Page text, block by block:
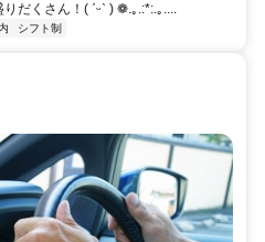
｡.✽.｡.:*:.｡.❁.｡.:*:.｡.✽.｡.:*:.｡.❁
だくさん！( ˊᵕˋ ) ❁.｡.:*:.｡....
シフト制